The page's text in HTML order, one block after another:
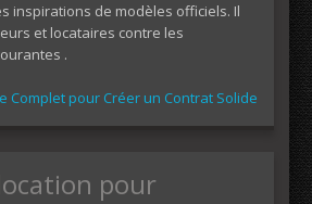
inspirations de modèles officiels. Il
et locataires contre les
.
Complet pour Créer un Contrat Solide
pour